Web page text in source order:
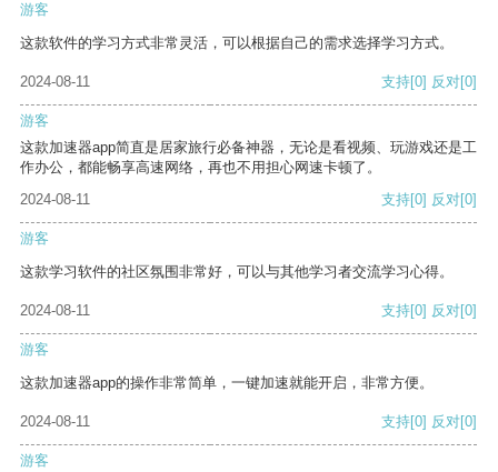
游客
这款软件的学习方式非常灵活，可以根据自己的需求选择学习方式。
2024-08-11 支持[0] 反对[0]
游客
这款加速器app简直是居家旅行必备神器，无论是看视频、玩游戏还是工
作办公，都能畅享高速网络，再也不用担心网速卡顿了。
2024-08-11
支持[0] 反对[0]
游客
这款学习软件的社区氛围非常好，可以与其他学习者交流学习心得。
2024-08-11 支持[0] 反对[0]
游客
这款加速器app的操作非常简单，一键加速就能开启，非常方便。
2024-08-11 支持[0] 反对[0]
游客